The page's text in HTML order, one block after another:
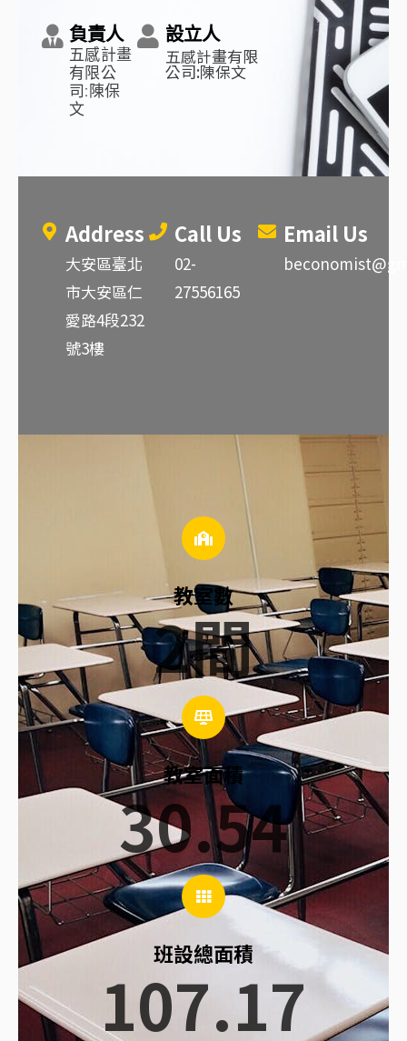
負責人
五感計畫
有限公
司:陳保
文
設立人
五感計畫有限
公司:陳保文
Address
大安區臺北
市大安區仁
愛路4段232
號3樓
Call Us
02-
27556165
Email Us
2間
教室數
教室面積
30.54
班設總面積
107.17